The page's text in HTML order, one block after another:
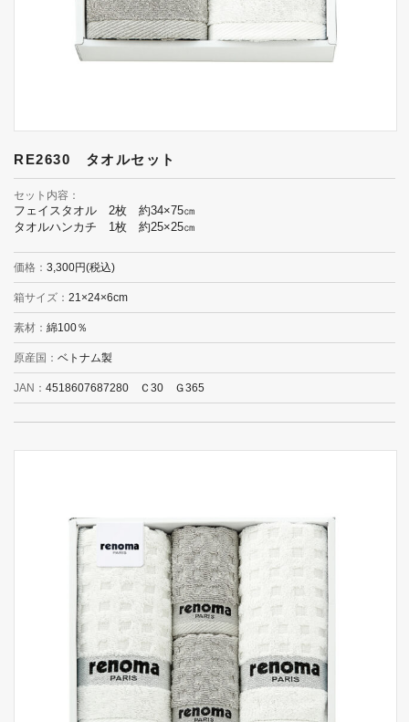
RE2630 タオルセット
セット内容
フェイスタオル 2枚 約34×75㎝
タオルハンカチ 1枚 約25×25㎝
価格 3,300円(税込)
箱サイズ 21×24×6cm
素材 綿100％
原産国 ベトナム製
JAN 4518607687280 Ｃ30 Ｇ365